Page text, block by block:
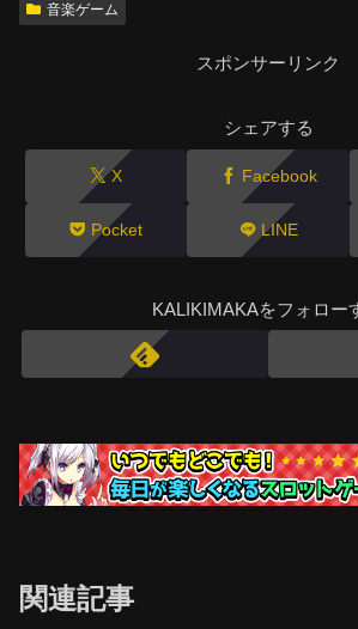
音楽ゲーム
スポンサーリンク
シェアする
X Facebook
Pocket LINE
KALIKIMAKAをフォロー
関連記事